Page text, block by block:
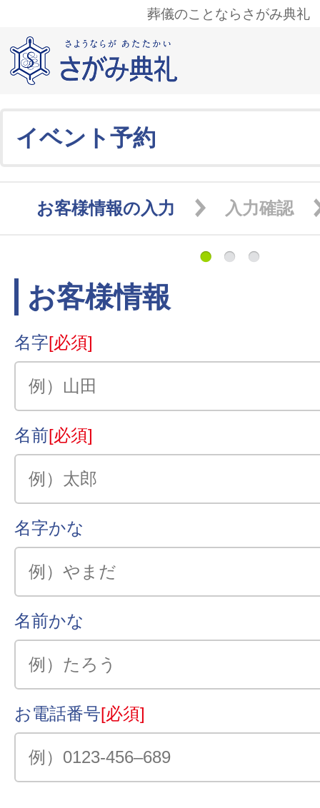
葬儀のことならさがみ典礼
イベント予約
お客様情報の入力 入力確認
お客様情報
名字[必須]
名前[必須]
名字かな
名前かな
お電話番号[必須]